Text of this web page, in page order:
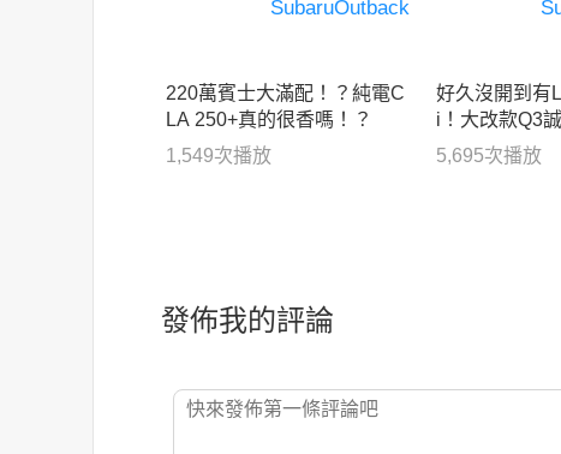
220萬賓士大滿配！？純電C
LA 250+真的很香嗎！？
1,549次播放
好久沒開到有
i！大改款Q3
終於沒有遺憾
5,695次播放
發佈我的評論